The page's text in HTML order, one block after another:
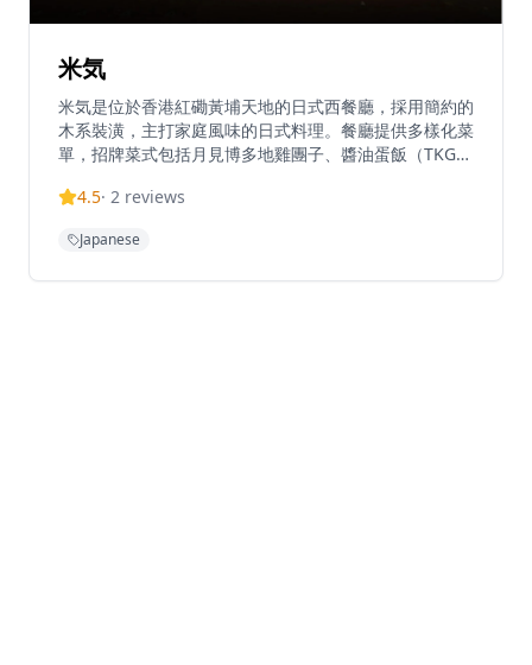
米気
米気是位於香港紅磡黃埔天地的日式西餐廳，採用簡約的
木系裝潢，主打家庭風味的日式料理。餐廳提供多樣化菜
單，招牌菜式包括月見博多地雞團子、醬油蛋飯（TKG生
靈活的用餐概念，顧客可自由配搭主菜、冷熱配菜、飲品
習慣的顧客，無論食肉或素食人士都能找到合適選擇，價
4.5· 2 reviews
Japanese